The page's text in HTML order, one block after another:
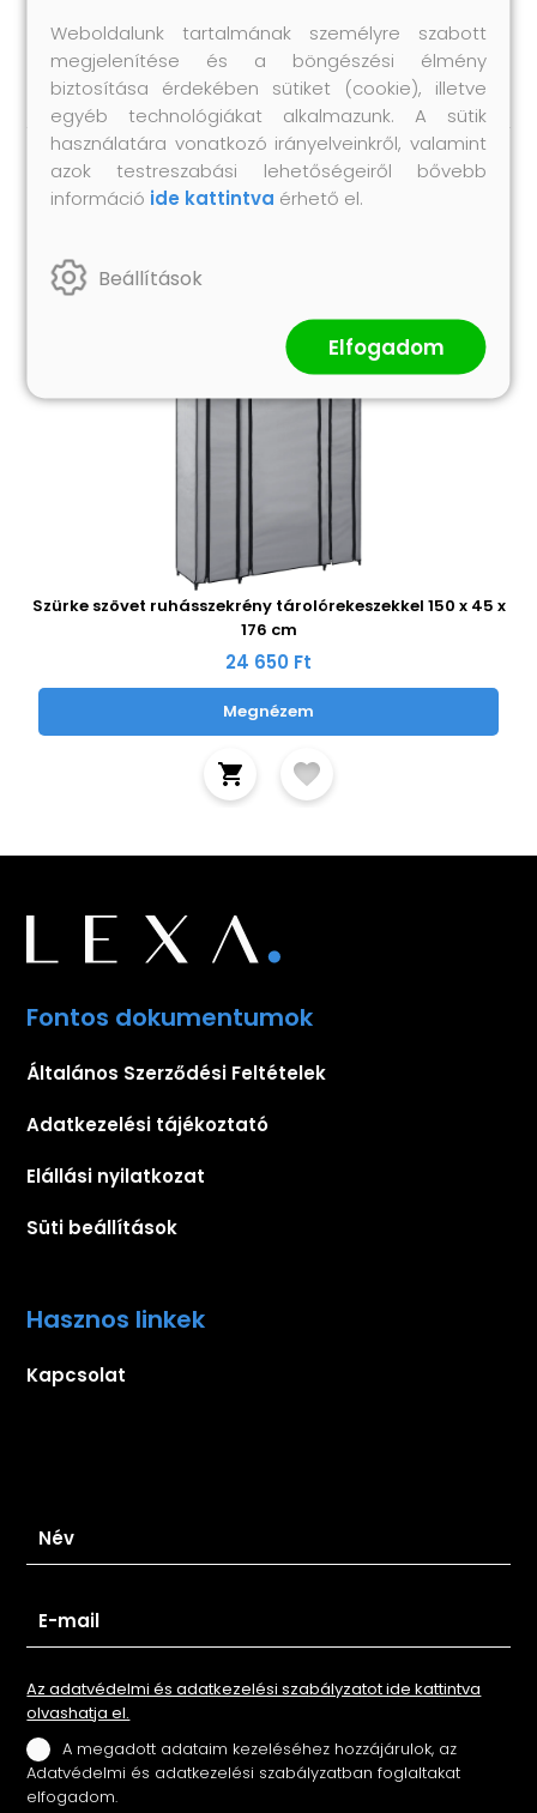
kövesse a használati utasítás minden lépését.
Hasonló termékek
Szürke szövet ruhásszekrény tárolórekeszekkel 150 x 45 x
176 cm
24 650 Ft
Megnézem
Fontos dokumentumok
Általános Szerződési Feltételek
Adatkezelési tájékoztató
Elállási nyilatkozat
Süti beállítások
Hasznos linkek
Kapcsolat
Az adatvédelmi és adatkezelési szabályzatot ide kattintva
olvashatja el.
A megadott adataim kezeléséhez hozzájárulok, az
Adatvédelmi és adatkezelési szabályzatban foglaltakat
elfogadom.
Weboldalunk tartalmának személyre szabott
megjelenítése és a böngészési élmény
biztosítása érdekében sütiket (cookie), illetve
egyéb technológiákat alkalmazunk. A sütik
használatára vonatkozó irányelveinkről, valamint
azok testreszabási lehetőségeiről bővebb
információ ide kattintva érhető el.
Beállítások
Elfogadom